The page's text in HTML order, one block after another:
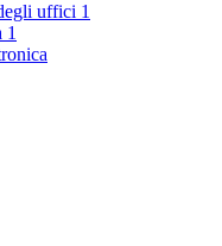
uffici 1
1